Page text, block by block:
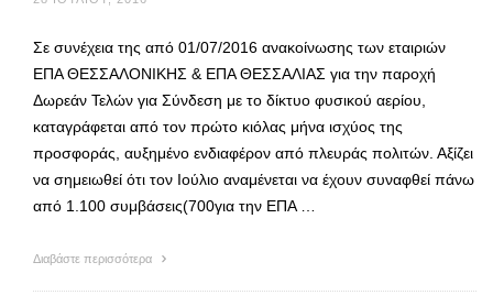
Σε συνέχεια της από 01/07/2016 ανακοίνωσης των εταιριών
ΕΠΑ ΘΕΣΣΑΛΟΝΙΚΗΣ & ΕΠΑ ΘΕΣΣΑΛΙΑΣ για την παροχή
Δωρεάν Τελών για Σύνδεση με το δίκτυο φυσικού αερίου,
καταγράφεται από τον πρώτο κιόλας μήνα ισχύος της
προσφοράς, αυξημένο ενδιαφέρον από πλευράς πολιτών. Αξίζει
να σημειωθεί ότι τον Ιούλιο αναμένεται να έχουν συναφθεί πάνω
από 1.100 συμβάσεις(700για την ΕΠΑ …
Διαβάστε περισσότερα